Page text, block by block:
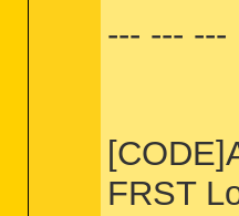
(Intel
(Microsoft
(Kaspersky
(Microsoft
(Google
--- --- ---
FRST